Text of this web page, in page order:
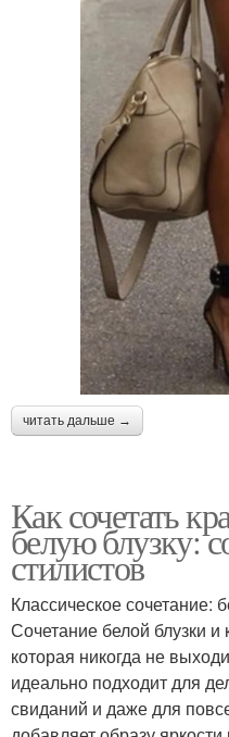
читать дальше →
Как сочетать
белую блузку:
стилистов
Классическое сочетание:
Сочетание белой блузки
которая никогда не
идеально подходит для
свиданий и даже для